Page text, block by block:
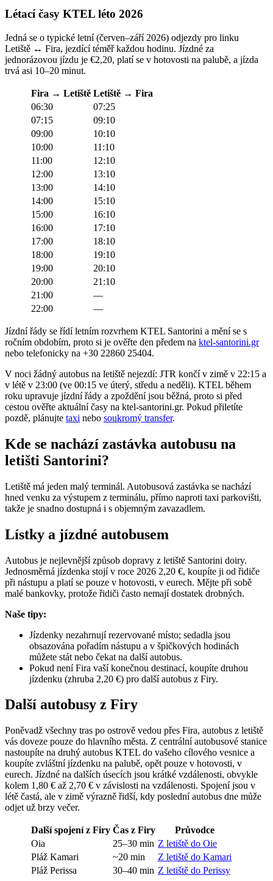
Létací časy KTEL léto 2026
Jedná se o typické letní (červen–září 2026) odjezdy pro linku
Letiště ↔ Fira, jezdící téměř každou hodinu. Jízdné za
jednorázovou jízdu je €2,20, platí se v hotovosti na palubě, a jízda
trvá asi 10–20 minut.
Fira → Letiště Letiště → Fira
06:30
07:25
07:15
09:10
09:00
10:10
10:00
11:10
11:00
12:10
12:00
13:10
13:00
14:10
14:00
15:10
15:00
16:10
16:00
17:10
17:00
18:10
18:00
19:10
19:00
20:10
20:00
21:10
21:00
—
22:00
—
Jízdní řády se řídí letním rozvrhem KTEL Santorini a mění se s
ročním obdobím, proto si je ověřte den předem na ktel-santorini.gr
nebo telefonicky na +30 22860 25404.
V noci žádný autobus na letiště nejezdí: JTR končí v zimě v 22:15 a
v létě v 23:00 (ve 00:15 ve úterý, středu a neděli). KTEL během
roku upravuje jízdní řády a zpoždění jsou běžná, proto si před
cestou ověřte aktuální časy na ktel-santorini.gr. Pokud přiletíte
pozdě, plánujte taxi nebo soukromý transfer.
Kde se nachází zastávka autobusu na
letišti Santorini?
Letiště má jeden malý terminál. Autobusová zastávka se nachází
hned venku za výstupem z terminálu, přímo naproti taxi parkovišti,
takže je snadno dostupná i s objemným zavazadlem.
Lístky a jízdné autobusem
Autobus je nejlevnější způsob dopravy z letiště Santorini doiry.
Jednosměrná jízdenka stojí v roce 2026 2,20 €, koupíte ji od řidiče
při nástupu a platí se pouze v hotovosti, v eurech. Mějte při sobě
malé bankovky, protože řidiči často nemají dostatek drobných.
Naše tipy:
Jízdenky nezahrnují rezervované místo; sedadla jsou
obsazována pořadím nástupu a v špičkových hodinách
můžete stát nebo čekat na další autobus.
Pokud není Fira vaší konečnou destinací, koupíte druhou
jízdenku (zhruba 2,20 €) pro další autobus z Firy.
Další autobusy z Firy
Poněvadž všechny tras po ostrově vedou přes Fira, autobus z letiště
vás doveze pouze do hlavního města. Z centrální autobusové stanice
nastoupíte na druhý autobus KTEL do vašeho cílového vesnice a
koupíte zvláštní jízdenku na palubě, opět pouze v hotovosti, v
eurech. Jízdné na dalších úsecích jsou krátké vzdálenosti, obvykle
kolem 1,80 € až 2,70 € v závislosti na vzdálenosti. Spojení jsou v
létě častá, ale v zimě výrazně řidší, kdy poslední autobus dne může
odjet už brzy večer.
Další spojení z Firy Čas z Firy
Průvodce
Oia
25–30 min Z letiště do Oie
Pláž Kamari
~20 min
Z letiště do Kamari
Pláž Perissa
30–40 min Z letiště do Perissy